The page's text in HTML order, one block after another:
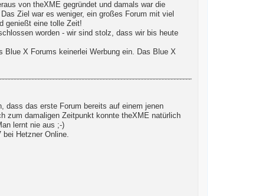
von theXME gegründet und damals war die
Ziel war es weniger, ein großes Forum mit viel
genießt eine tolle Zeit!
worden - wir sind stolz, dass wir bis heute
X Forums keinerlei Werbung ein. Das Blue X
dass das erste Forum bereits auf einem jenen
zum damaligen Zeitpunkt konnte theXME natürlich
lernt nie aus ;-)
Hetzner Online.